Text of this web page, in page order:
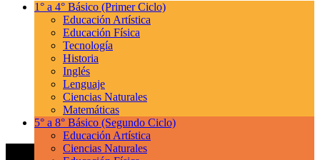
1° a 4° Básico (Primer Ciclo)
Educación Artística
Educación Física
Tecnología
Historia
Inglés
Lenguaje
Ciencias Naturales
Matemáticas
5° a 8° Básico (Segundo Ciclo)
Educación Artística
Ciencias Naturales